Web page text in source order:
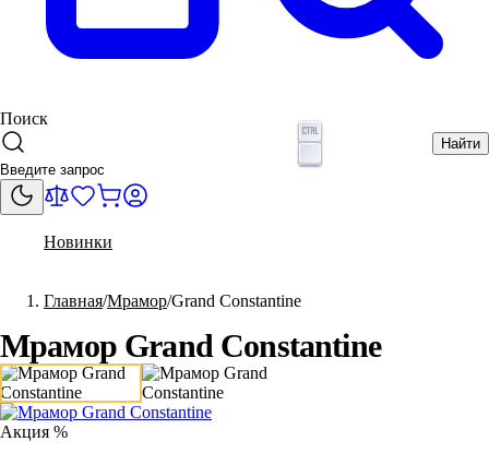
Поиск
Найти
Новинки
Главная Мрамор Grand Constantine
Мрамор Grand Constantine
Акция %